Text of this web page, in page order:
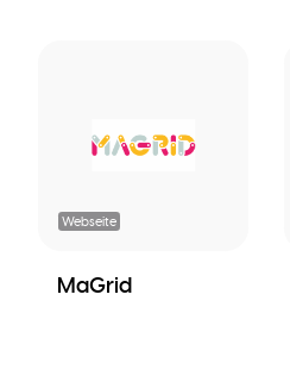
Webseite
MaGrid